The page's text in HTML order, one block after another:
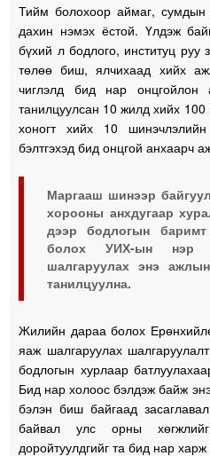
Тийм болохоор аймаг, сумдын
дахин нэмэх ёстой. Үлдэж
бүхий л бодлого, институц
төлөө биш, ялчихаад хийх
чиглэлд бид нар онцгойлон
танилцуулсан 10 жилд хийх
хоногт хийх 10
бэлтгэхэд бид онцгой анхаарч
Маргааш шинээр
хорооны анхдугаар
дээр бодлогын
болох УИХ-ын нэр
шалгаруулах энэ
танилцуулна.
Жилийн дараа болох
яаж шалгаруулах
бодлогын хурлаар
Бид нар холоос бэлдэж байж
бэлэн биш байгаад
байвал улс орны
доройтуулдгийг та бид нар